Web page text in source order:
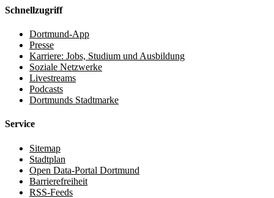
Schnellzugriff
Dortmund-App
Presse
Karriere: Jobs, Studium und Ausbildung
Soziale Netzwerke
Livestreams
Podcasts
Dortmunds Stadtmarke
Service
Sitemap
Stadtplan
Open Data-Portal Dortmund
Barrierefreiheit
RSS-Feeds